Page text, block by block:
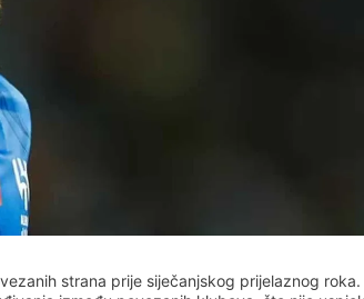
strana prije siječanjskog prijelaznog roka.